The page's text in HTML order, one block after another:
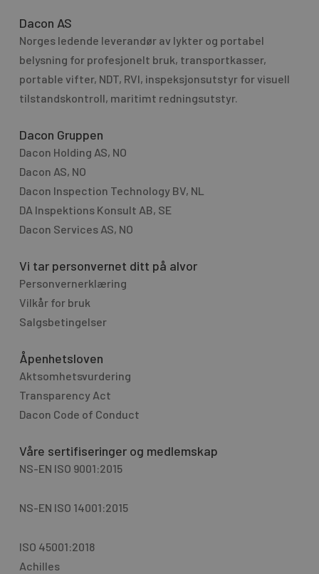
s
a
g
e
r
n
i
v
:
Dacon AS
Norges ledende leverandør av lykter og portabel
belysning for profesjo­nelt bruk, transport­kasser,
portable vifter, NDT, RVI, inspeksjonsutstyr for visuell
tilstandskontroll, maritimt redningsutstyr.
Dacon Gruppen
Dacon Holding AS, NO
Dacon AS, NO
Dacon Inspection Technology BV, NL
DA Inspektions Konsult AB, SE
Dacon Services AS, NO
Vi tar personvernet ditt på alvor
Personvernerklæring
Vilkår for bruk
Salgsbetingelser
Åpenhetsloven
Aktsomhetsvurdering
Transparency Act
Dacon Code of Conduct
Våre sertifiseringer og medlemskap
NS-EN ISO 9001:2015
NS-EN ISO 14001:2015
ISO 45001:2018
Achilles